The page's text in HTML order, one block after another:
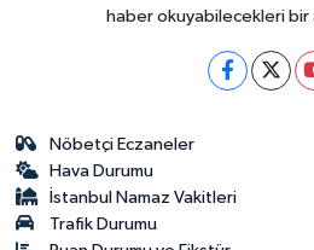
haber okuyabilecekleri bir
Nöbetçi Eczaneler
Hava Durumu
İstanbul Namaz Vakitleri
Trafik Durumu